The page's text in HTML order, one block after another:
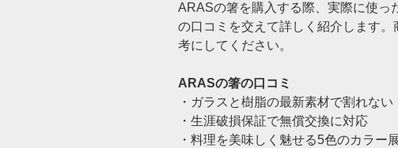
ARASの箸を購入する際、実際に使っ
の口コミを交えて詳しく紹介します
考にしてください。
ARASの箸の口コミ
・ガラスと樹脂の最新素材で割れない
・生涯破損保証で無償交換に対応
・料理を美味しく魅せる5色のカラー